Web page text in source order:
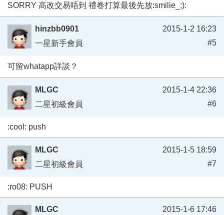
SORRY 高改交易唔到 禮卷打算最後先放:smilie_;):
hinzbb0901
一星新手會員
2015-1-2 16:23
#5
可留whatapp詳談？
MLGC
二星初級會員
2015-1-4 22:36
#6
:cool: push
MLGC
二星初級會員
2015-1-5 18:59
#7
:ro08: PUSH
MLGC
2015-1-6 17:46